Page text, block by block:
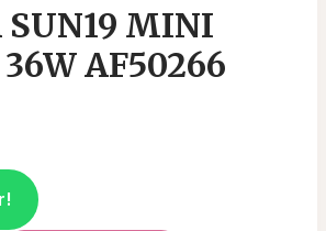
SUN19 MINI
AF50266